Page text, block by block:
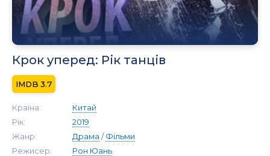
Крок уперед: Рік танців
3.7
Країна:
Китай
Рік:
2019
Жанр:
Драма /Фільми
Режисер:
Рон Юань